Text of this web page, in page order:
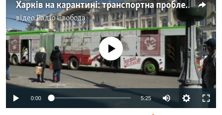
Харків на карантині: транспортна проблема і безконтрольність – відео
відеоРадіо Свобода
No media source currently available
0:00 5:25